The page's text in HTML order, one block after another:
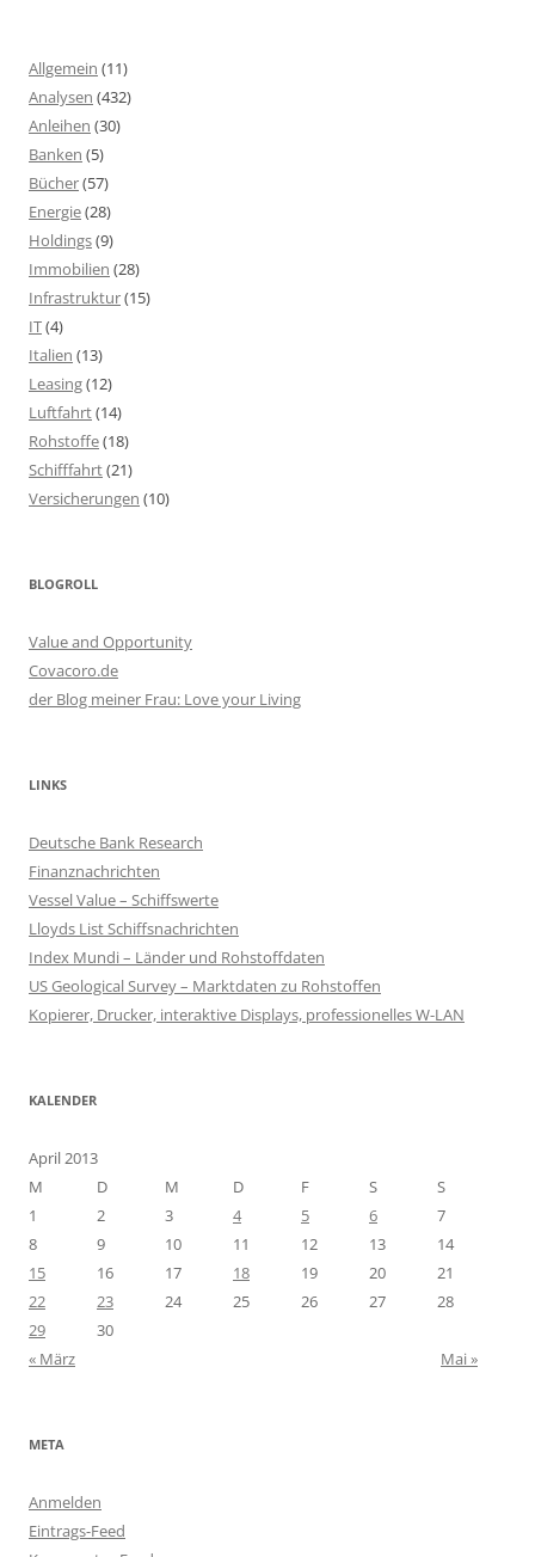
Allgemein (11)
Analysen (432)
Anleihen (30)
Banken (5)
Bücher(57)
Energie(28)
Holdings(9)
Immobilien (28)
Infrastruktur(15)
IT(4)
Italien (13)
Leasing(12)
Luftfahrt(14)
Rohstoffe(18)
Schifffahrt(21)
Versicherungen (10)
BLOGROLL
Value and Opportunity
Covacoro.de
der Blog meiner Frau: Love your Living
LINKS
Deutsche Bank Research
Finanznachrichten
Vessel Value – Schiffswerte
Lloyds List Schiffsnachrichten
Index Mundi – Länder und Rohstoffdaten
US Geological Survey – Marktdaten zu Rohstoffen
Kopierer, Drucker, interaktive Displays, professionelles W-LAN
KALENDER
April 2013
M
D M D F S
S
1
2 3 4 5 6
7
8
9 10 11 12 13
14
15
16 17 18 19 20
21
22
23 24 25 26 27
28
29
30
« März
Mai »
META
Anmelden
Eintrags-Feed